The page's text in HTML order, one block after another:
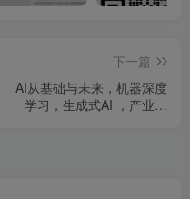
下一篇
AI从基础与未来，机器深度
学习，生成式AI ，产业机